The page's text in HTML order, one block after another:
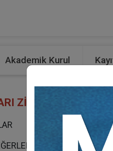
Akademik Kurul
ZİRVESİ (25 EYLÜL
- SORU CEVAP